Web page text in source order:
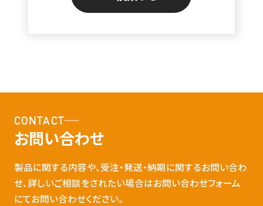
CONTACT
お問い合わせ
製品に関する内容や、受注・発送・納期に関するお問い合わ
せ、詳しいご相談をされたい場合はお問い合わせフォーム
にてお問い合わせください。